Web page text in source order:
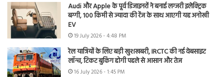
Audi और Apple के पूर्व डिजाइनरों ने बनाई लग्जरी इलेक्ट्रिक
बग्गी, 100 किमी से ज्यादा की रेंज के साथ आएगी यह अनोखी
EV
19 July 2026 - 4:48 PM
रेल यात्रियों के लिए बड़ी खुशखबरी, IRCTC की नई वेबसाइट
लॉन्च, टिकट बुकिंग होगी पहले से आसान और तेज
16 July 2026 - 1:45 PM